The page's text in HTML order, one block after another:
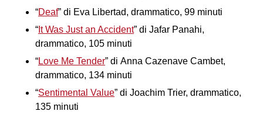
“Deaf” di Eva Libertad, drammatico, 99 minuti
“ It Was Just an Accident” di Jafar Panahi,
drammatico, 105 minuti
“Love Me Tender” di Anna Cazenave Cambet,
drammatico, 134 minuti
“Sentimental Value” di Joachim Trier, drammatico,
135 minuti